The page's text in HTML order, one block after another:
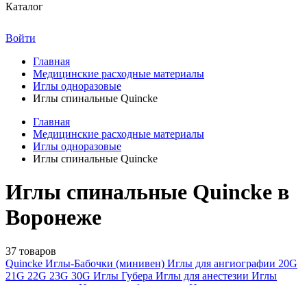
Каталог
Войти
Главная
Медицинские расходные материалы
Иглы одноразовые
Иглы спинальные Quincke
Главная
Медицинские расходные материалы
Иглы одноразовые
Иглы спинальные Quincke
Иглы спинальные Quincke в
Воронеже
37 товаров
Quincke Иглы-Бабочки (минивен) Иглы для ангиографии 20G
21G 22G 23G 30G Иглы Губера Иглы для анестезии Иглы